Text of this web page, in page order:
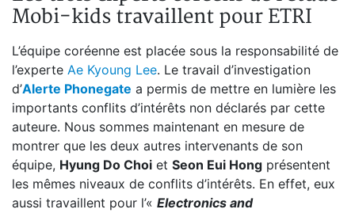
Mobi-kids travaillent pour ETRI
L’équipe coréenne est placée sous la responsabilité de
l’experte Ae Kyoung Lee. Le travail d’investigation
d’Alerte Phonegate a permis de mettre en lumière les
importants conflits d’intérêts non déclarés par cette
auteure. Nous sommes maintenant en mesure de
montrer que les deux autres intervenants de son
équipe, Hyung Do Choi et Seon Eui Hong présentent
les mêmes niveaux de conflits d’intérêts. En effet, eux
aussi travaillent pour l’« Electronics and